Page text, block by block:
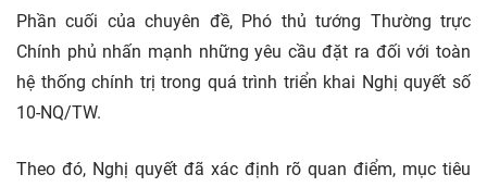
Phần cuối của chuyên đề, Phó thủ tướng Thường trực
Chính phủ nhấn mạnh những yêu cầu đặt ra đối với toàn
hệ thống chính trị trong quá trình triển khai Nghị quyết số
10-NQ/TW.
Theo đó, Nghị quyết đã xác định rõ quan điểm, mục tiêu